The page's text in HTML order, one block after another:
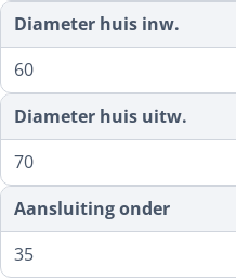
Diameter huis inw.
60
Diameter huis uitw.
70
Aansluiting onder
35